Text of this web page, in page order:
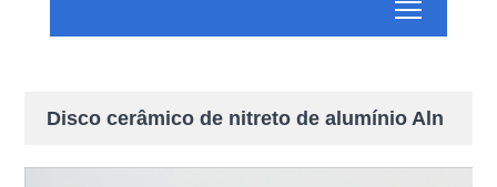
Disco cerâmico de nitreto de alumínio Aln